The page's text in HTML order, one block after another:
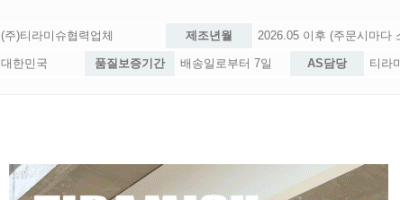
(주)티라미슈협력업체 제조년월 2026.05 이후 (주문시마다
대한민국 품질보증기간 배송일로부터 7일 AS담당 티라